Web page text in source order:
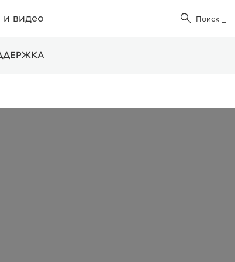
видео  Поиск